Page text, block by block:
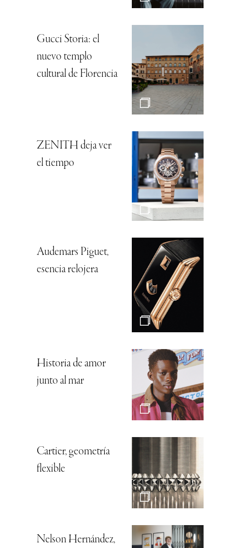
Gucci Storia: el
nuevo templo
cultural de Florencia
ZENITH deja ver
el tiempo
Audemars Piguet,
esencia relojera
Historia de amor
junto al mar
Cartier, geometría
flexible
Nelson Hernández,